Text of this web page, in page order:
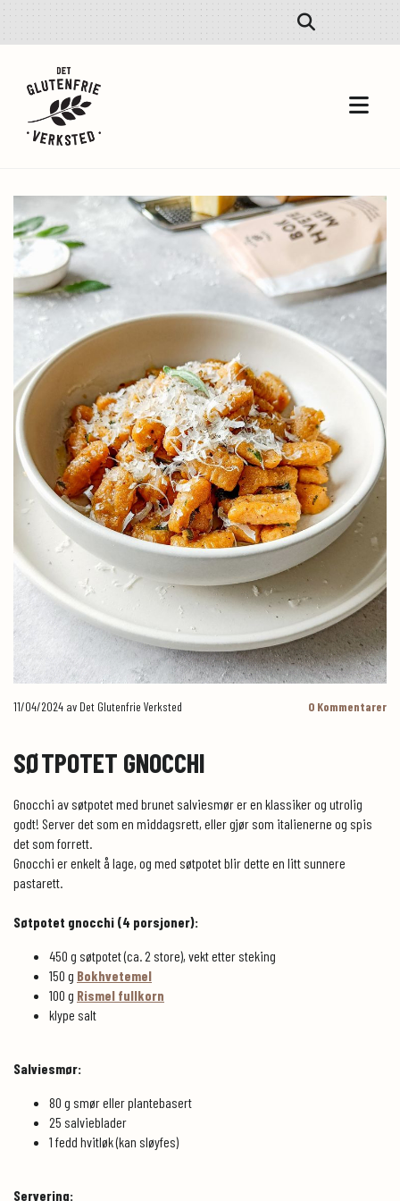
11/04/2024 av Det Glutenfrie Verksted 0 Kommentarer
SØTPOTET GNOCCHI
Gnocchi av søtpotet med brunet salviesmør er en klassiker og utrolig
godt! Server det som en middagsrett, eller gjør som italienerne og spis
det som forrett.
Gnocchi er enkelt å lage, og med søtpotet blir dette en litt sunnere
pastarett.
Søtpotet gnocchi (4 porsjoner):
450 g søtpotet (ca. 2 store), vekt etter steking
150 g Bokhvetemel
100 g Rismel fullkorn
klype salt
Salviesmør:
80 g smør eller plantebasert
25 salvieblader
1 fedd hvitløk (kan sløyfes)
Servering: